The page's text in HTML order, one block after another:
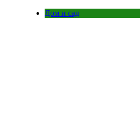
Дом и сад